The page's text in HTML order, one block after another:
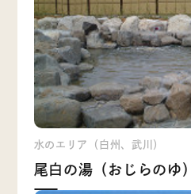
水のエリア（白州、武川）
尾白の湯（おじらのゆ）